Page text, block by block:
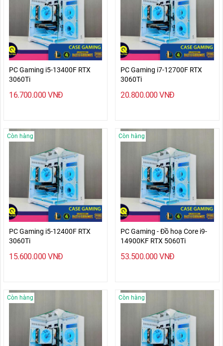
PC Gaming i5-13400F RTX
3060Ti
16.700.000 VNĐ
PC Gaming i7-12700F RTX
3060Ti
20.800.000 VNĐ
PC Gaming i5-12400F RTX
3060Ti
Còn hàng
15.600.000 VNĐ
PC Gaming - Đồ hoạ Core i9-
14900KF RTX 5060Ti
Còn hàng
53.500.000 VNĐ
Còn hàng Còn hàng